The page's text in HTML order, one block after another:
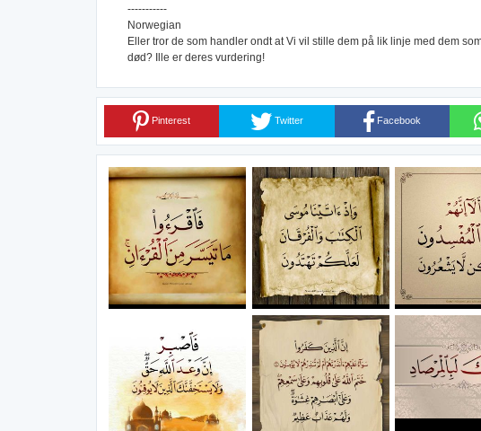
-----------
Norwegian
Eller tror de som handler ondt at Vi vil stille dem på lik linje med dem
død? Ille er deres vurdering!
Facebook
Twitter
Pinterest